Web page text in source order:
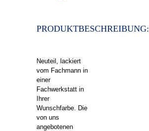
PRODUKTBESCHREIBUNG:
Neuteil, lackiert
vom Fachmann in
einer
Fachwerkstatt in
Ihrer
Wunschfarbe. Die
von uns
angebotenen